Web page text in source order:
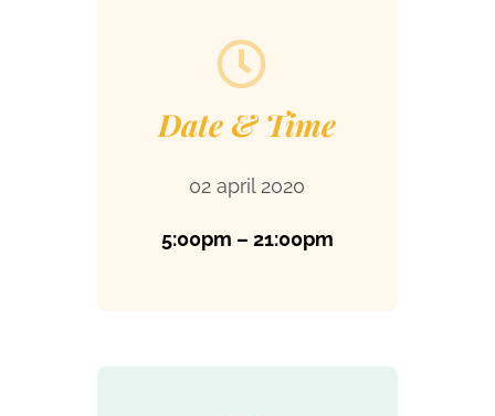
Date & Time
02 april 2020
5:00pm – 21:00pm